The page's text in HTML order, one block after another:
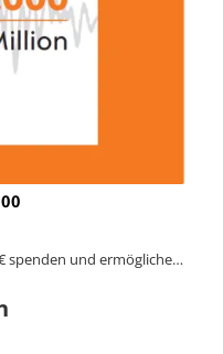
spenden und ermögliche…